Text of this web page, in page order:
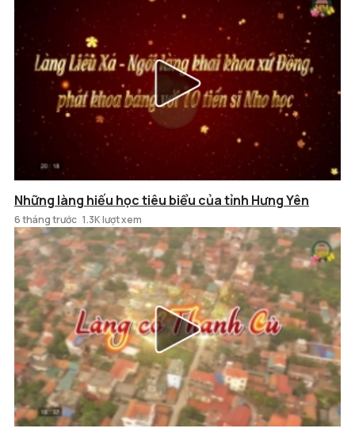
Những làng hiếu học tiêu biểu của tỉnh Hưng Yên
6 tháng trước 1.3K lượt xem